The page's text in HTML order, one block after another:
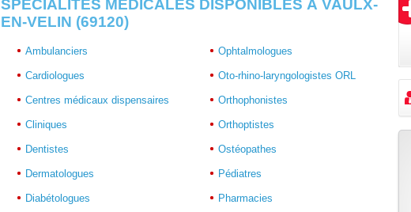
SPÉCIALITÉS MÉDICALES DISPONIBLES À VAULX-
EN-VELIN (69120)
Ambulanciers
Cardiologues
Centres médicaux dispensaires
Cliniques
Dentistes
Dermatologues
Diabétologues
Ophtalmologues
Oto-rhino-laryngologistes ORL
Orthophonistes
Orthoptistes
Ostéopathes
Pédiatres
Pharmacies